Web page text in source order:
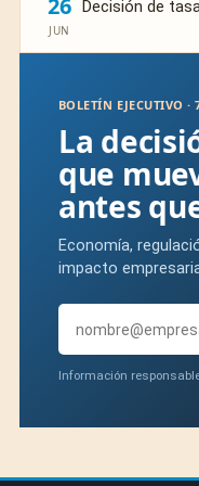
26
JUN
Decisión de
BOLETÍN EJECUTIVO ·
La
que
antes
Economía,
impacto
Información